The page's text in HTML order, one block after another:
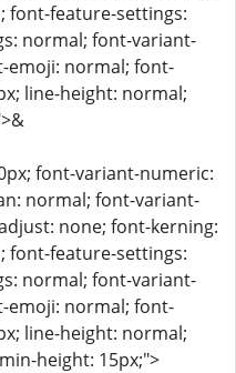
font-feature-settings:
normal; font-variant-
emoji: normal; font-
line-height: normal;
font-variant-numeric:
normal; font-variant-
none; font-kerning:
font-feature-settings:
normal; font-variant-
emoji: normal; font-
line-height: normal;
height: 15px;">